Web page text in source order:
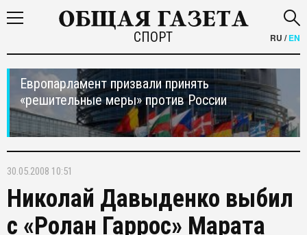
СПОРТ RU /EN
Европарламент призвали принять
«решительные меры» против России
30.05.2008 10:51
Николай Давыденко выбил
с «Ролан Гаррос» Марата